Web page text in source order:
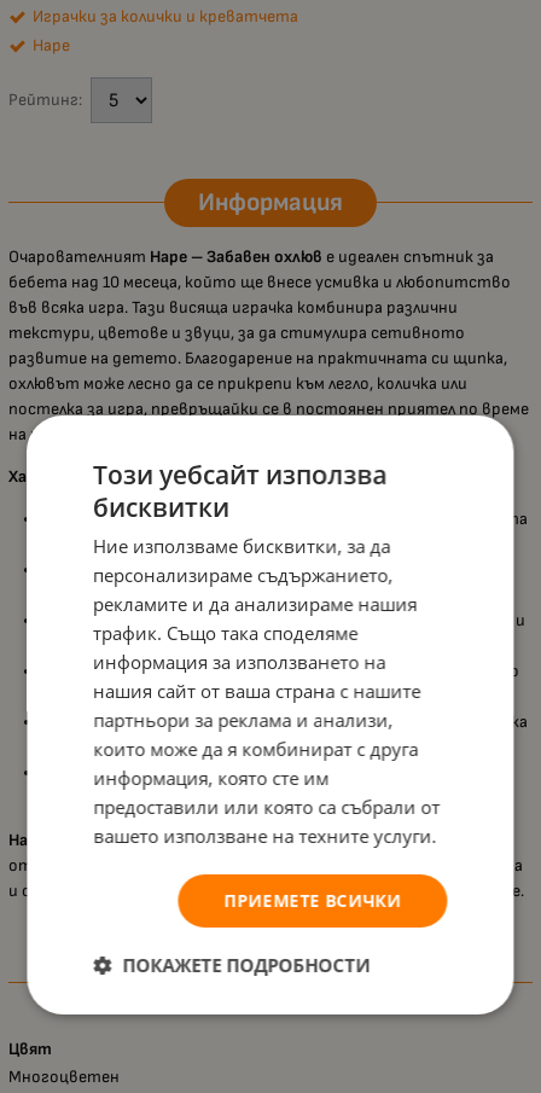
Играчки за колички и креватчета
Hape
Рейтинг:
Информация
Очарователният Hape – Забавен охлюв е идеален спътник за
бебета над 10 месеца, който ще внесе усмивка и любопитство
във всяка игра. Тази висяща играчка комбинира различни
текстури, цветове и звуци, за да стимулира сетивното
развитие на детето. Благодарение на практичната си щипка,
охлювът може лесно да се прикрепи към легло, количка или
постелка за игра, превръщайки се в постоянен приятел по време
на изследване и откриване.
Характеристики:
Подходяща за деца над 10 месеца
, като стимулира сетивата
и координацията око–ръка;
Комбинация от дървени и текстилни елементи
Огледалце и малка камбанка
, които предизвикват интерес и
подпомагат слуховото и зрителното възприятие;
Цветни панделки и мека черупка, които приканват детето
да докосва, стиска и изследва;
Практично закачване – подходящо за бебешко легло, количка
или постелка за игра;
Безопасни материали и внимателна изработка,
гарантиращи сигурност при ежедневна употреба.
Hape – Забавен охлюве перфектната първа играчка за
откриване на цветове, звуци и текстури – нежна, занимателна
и създадена с мисъл за радостта и развитието на най-малките.
Характеристики
Цвят
Многоцветен
Този уебсайт използва
бисквитки
Ние използваме бисквитки, за да
персонализираме съдържанието,
рекламите и да анализираме нашия
трафик. Също така споделяме
информация за използването на
нашия сайт от ваша страна с нашите
партньори за реклама и анализи,
които може да я комбинират с друга
информация, която сте им
предоставили или която са събрали от
вашето използване на техните услуги.
ПРИЕМЕТЕ ВСИЧКИ
ПОКАЖЕТЕ ПОДРОБНОСТИ